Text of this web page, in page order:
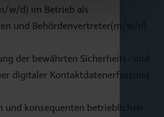
w/d) im Betrieb als
und Behördenvertreter(m/w/d)
der bewährten Sicherheits- und
digitaler Kontaktdatenerfassung
konsequenten betrieblichen